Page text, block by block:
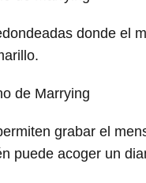
donde el
grabar el
puede acoger un